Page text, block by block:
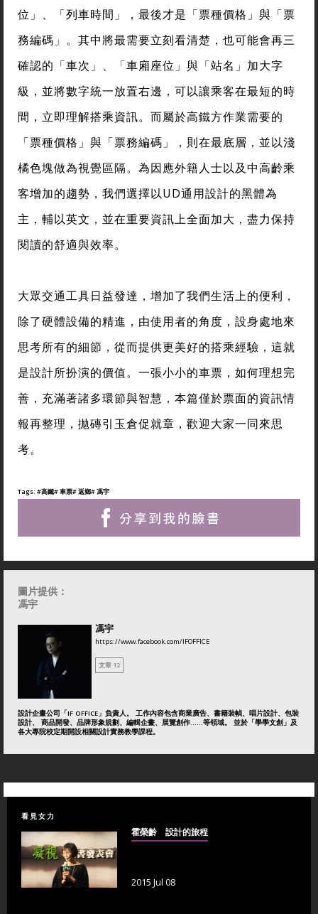
位」、「列車時間」，最後才是「票種價格」與「票
務編碼」。其中將最需要立刻看清楚，也可能會再三
確認的「車次」、「車廂座位」與「站名」加大字
級，並將數字統一放置右邊，可以讓乘客在最短的時
間，立即理解搭乘資訊。而屬於高鐵方作業需要的
「票種價格」與「票務編碼」，則在最底層，並以淺
橘色塊做為視覺區隔。為因應外籍人士以及中高齡乘
客增加的趨勢，我們選擇以UD通用設計的黑體為
主，輔以英文，並在重要資訊上全面加大，盡力保持
閱讀的舒適與效率。
大眾交通工具日益發達，增加了我們生活上的便利，
除了硬體設備的精進，由使用者的角度，設身處地來
思考所有的細節，從而提供更美好的搭乘經驗，這就
是設計所扮演的價值。一張小小的車票，如何理想完
善，充滿著諸多環節與智慧，本篇僅於票面的資訊情
報再整理，拋磚引玉倉促就章，歡迎大家一同來思
考。
Tags: #高鐵# 車票# 返鄉# 馮宇
圖片提供：
馮宇
馮宇
https://www.facebook.com/IFOFFICE
文章 12
設計企畫公司「IF OFFICE」負責人。 工作內容包含商業廣告、書籍裝幀、唱片設計、包裝
設計、 商品開發、品牌形象規劃、編輯企畫、展覽創作……等領域。 並於「學學文創」及
各大專院校定期開設相關設計實務教學課程。
看見女力
霍榮齡 設計的旅程
2015 Jul 08